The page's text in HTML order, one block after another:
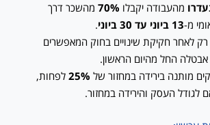
מהעבודה יקבלו 70% מהשכר דרך
מ-13 ביוני עד 30 ביוני
.
רק לאחר חקיקת שינויים בחוק המאפשרים
החל מהיום הראשון.
מותנה בירידה במחזור של 25% לפחות,
לגודל העסק והירידה במחזור.